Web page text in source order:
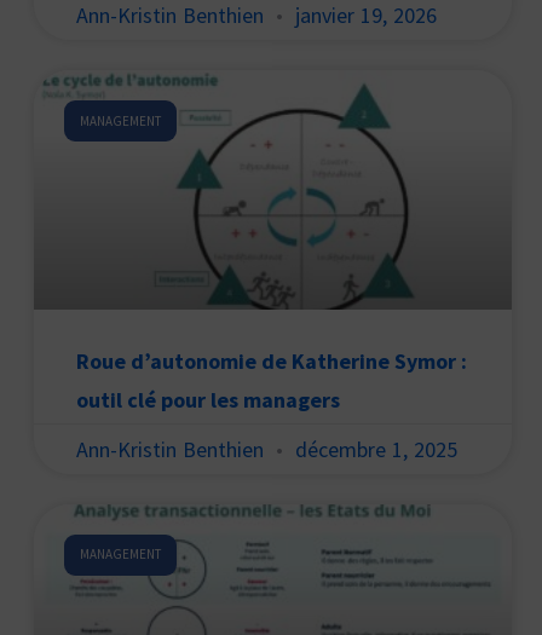
Ann-Kristin Benthien
janvier 19, 2026
MANAGEMENT
Roue d’autonomie de Katherine Symor :
outil clé pour les managers
Ann-Kristin Benthien
décembre 1, 2025
MANAGEMENT